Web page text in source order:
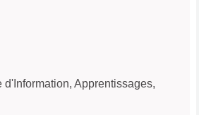
d'Information, Apprentissages,